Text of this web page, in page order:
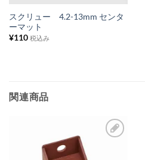
ス
スクリュー 4.2-13mm センタ
ーマット
¥110 税込み
関連商品